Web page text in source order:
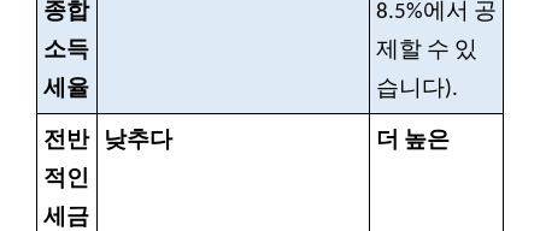
종합
소득
세율
8.5%에서 공
제할 수 있
습니다).
전반
적인
세금
낮추다 더 높은